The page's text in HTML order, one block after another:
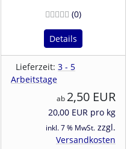
(0)
Details
Lieferzeit: 3 - 5
Arbeitstage
ab 2,50 EUR
20,00 EUR pro kg
inkl. 7 % MwSt. zzgl.
Versandkosten